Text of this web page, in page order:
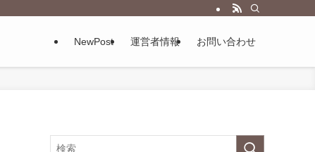
NewPost 運営者情報 お問い合わせ